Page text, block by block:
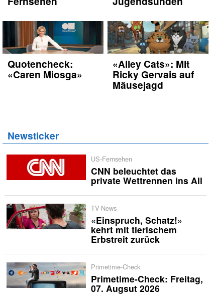
Quotencheck:
«Caren Miosga»
«Alley Cats»: Mit
Ricky Gervais auf
Mäusejagd
Newsticker
US-Fernsehen
CNN beleuchtet das
private Wettrennen ins All
TV-News
«Einspruch, Schatz!»
kehrt mit tierischem
Erbstreit zurück
Primetime-Check
Primetime-Check: Freitag,
07. Augsut 2026